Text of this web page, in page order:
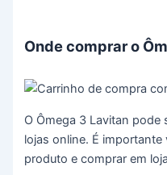
Onde comprar o
O Ômega 3 Lavitan
lojas online. É
produto e comprar em